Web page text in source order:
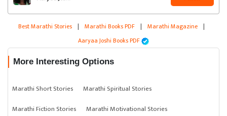
Best Marathi Stories | Marathi Books PDF | Marathi Magazine |
Aaryaa Joshi Books PDF
More Interesting Options
Marathi Short Stories
Marathi Spiritual Stories
Marathi Fiction Stories
Marathi Motivational Stories